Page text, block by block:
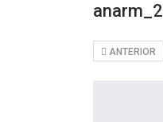
anarm_2
ANTERIOR